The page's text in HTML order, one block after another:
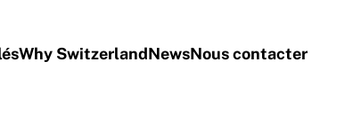
Why SwitzerlandNewsNous contacter